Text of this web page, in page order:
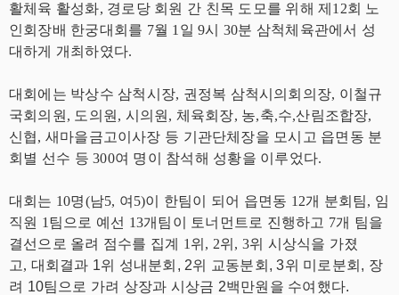
활체육 활성화, 경로당 회원 간 친목 도모를 위해 제12회 노
인회장배 한궁대회를 7월 1일 9시 30분 삼척체육관에서 성
대하게 개최하였다.
대회에는 박상수 삼척시장, 권정복 삼척시의회의장, 이철규
국회의원, 도의원, 시의원, 체육회장, 농,축,수,산림조합장,
신협, 새마을금고이사장 등 기관단체장을 모시고 읍면동 분
회별 선수 등 300여 명이 참석해 성황을 이루었다.
대회는 10명(남5, 여5)이 한팀이 되어 읍면동 12개 분회팀, 임
직원 1팀으로 예선 13개팀이 토너먼트로 진행하고 7개 팀을
결선으로 올려 점수를 집계 1위, 2위, 3위 시상식을 가졌
고, 대회결과 1위 성내분회, 2위 교동분회, 3위 미로분회, 장
려 10팀으로 가려 상장과 시상금 2백만원을 수여했다.